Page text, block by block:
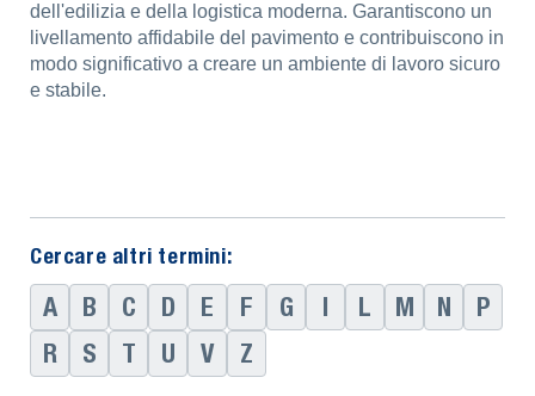
dell'edilizia e della logistica moderna. Garantiscono un
livellamento affidabile del pavimento e contribuiscono in
modo significativo a creare un ambiente di lavoro sicuro
e stabile.
Cercare altri termini:
A B C D E F G I L M N
P
R
S T U V Z